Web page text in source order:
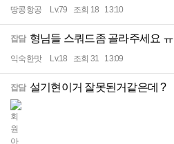
땅콩항공 Lv.79 조회 18 13:10
잡담 형님들 스쿼드좀 골라주세요 ㅠ
익숙한맛 Lv.18 조회 31 13:09
잡담 설기현이거 잘못된거같은데 ?